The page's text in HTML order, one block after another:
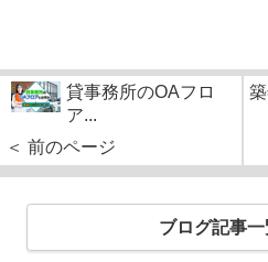
貸事務所のOAフロ
ア...
＜ 前のページ
ブログ記事